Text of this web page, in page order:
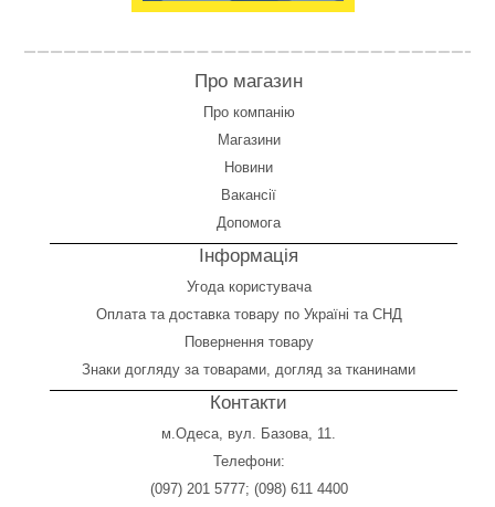
Про магазин
Про компанію
Магазини
Новини
Вакансії
Допомога
Інформація
Угода користувача
Оплата та доставка товару по Україні та СНД
Повернення товару
Знаки догляду за товарами, догляд за тканинами
Контакти
м.Одеса, вул. Базова, 11.
Телефони:
(097) 201 5777; (098) 611 4400